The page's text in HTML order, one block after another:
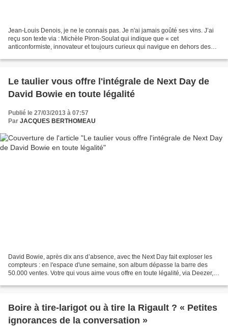
Jean-Louis Denois, je ne le connais pas. Je n'ai jamais goûté ses vins. J’ai
reçu son texte via : Michèle Piron-Soulat qui indique que « cet
anticonformiste, innovateur et toujours curieux qui navigue en dehors des
Le taulier vous offre l'intégrale de Next Day de
David Bowie en toute légalité
Publié le 27/03/2013 à 07:57
Par JACQUES BERTHOMEAU
David Bowie, après dix ans d’absence, avec the Next Day fait exploser les
compteurs : en l'espace d'une semaine, son album dépasse la barre des
50.000 ventes. Votre qui vous aime vous offre en toute légalité, via Deezer,
Boire à tire-larigot ou à tire la Rigault ? « Petites
ignorances de la conversation »